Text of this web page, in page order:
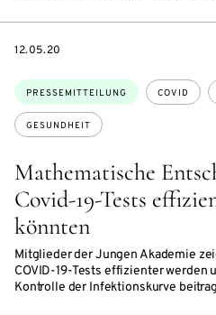
Mathematische
Covid-19-Tests
könnten
Mitglieder der Jungen Akademie
COVID-19-Tests effizienter werden
Kontrolle der Infektionskurve
Themen:
PRESSEMITTEILUNG COVID
GESUNDHEIT
DATE
12.05.20